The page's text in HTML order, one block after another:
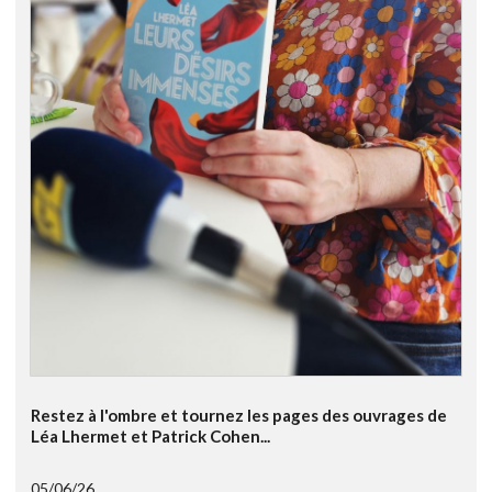
Restez à l'ombre et tournez les pages des ouvrages de
Léa Lhermet et Patrick Cohen...
05/06/26